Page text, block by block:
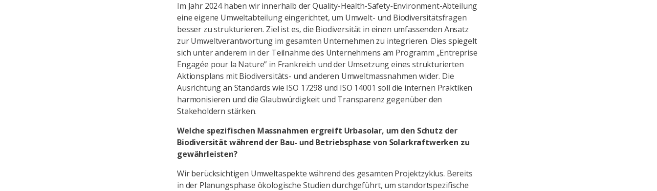
Im Jahr 2024 haben wir innerhalb der Quality-Health-Safety-Environment-Abteilung
eine eigene Umweltabteilung eingerichtet, um Umwelt- und Biodiversitätsfragen
besser zu strukturieren. Ziel ist es, die Biodiversität in einen umfassenden Ansatz
zur Umweltverantwortung im gesamten Unternehmen zu integrieren. Dies spiegelt
sich unter anderem in der Teilnahme des Unternehmens am Programm „Entreprise
Engagée pour la Nature” in Frankreich und der Umsetzung eines strukturierten
Aktionsplans mit Biodiversitäts- und anderen Umweltmassnahmen wider. Die
Ausrichtung an Standards wie ISO 17298 und ISO 14001 soll die internen Praktiken
harmonisieren und die Glaubwürdigkeit und Transparenz gegenüber den
Stakeholdern stärken.
Welche spezifischen Massnahmen ergreift Urbasolar, um den Schutz der
Biodiversität während der Bau- und Betriebsphase von Solarkraftwerken zu
gewährleisten?
Wir berücksichtigen Umweltaspekte während des gesamten Projektzyklus. Bereits
in der Planungsphase ökologische Studien durchgeführt, um standortspezifische